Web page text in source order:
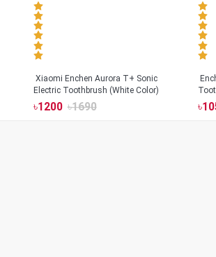
Xiaomi Enchen Aurora T+ Sonic
Electric Toothbrush (White Color)
৳1200 ৳1690 ৳